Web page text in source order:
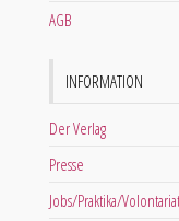
AGB
INFORMATION
Der Verlag
Presse
Jobs/Praktika/Volontariat